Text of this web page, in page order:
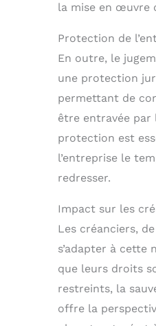
la mise en œuvre
Protection de
En outre, le
une protection
permettant de
être entravée par
protection est
l’entreprise le
redresser.
Impact sur les
Les créanciers,
s’adapter à cette
que leurs droits
restreints, la
offre la